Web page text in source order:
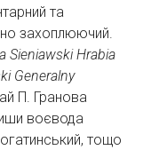
та
захоплюючий.
Sieniawski Hrabia
Generalny
П. Гранова
воєвода
тощо